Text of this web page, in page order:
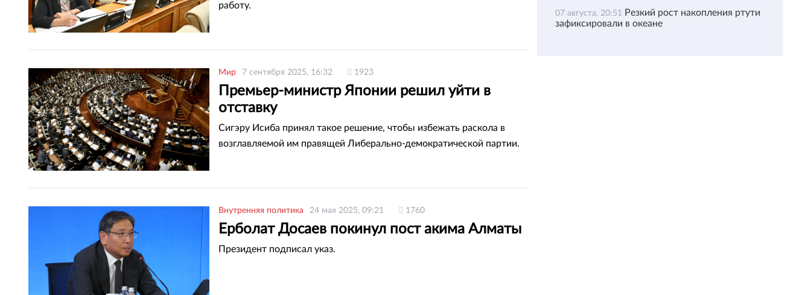
работу.
Мир 7 сентября 2025, 16:32 1923
Премьер-министр Японии решил уйти в
отставку
Сигэру Исиба принял такое решение, чтобы избежать раскола в
возглавляемой им правящей Либерально-демократической партии.
Внутренняя политика 24 мая 2025, 09:21 1760
Ерболат Досаев покинул пост акима Алматы
Президент подписал указ.
07 августа, 20:51 Резкий рост накопления ртути
зафиксировали в океане